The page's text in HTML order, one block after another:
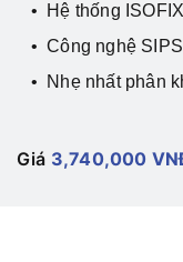
•
Hệ thống
• Công nghệ
• Nhẹ nhất phân
Giá 3,740,000